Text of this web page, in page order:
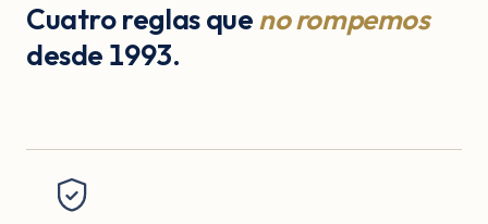
Cuatro reglas queno rompemos
desde 1993.